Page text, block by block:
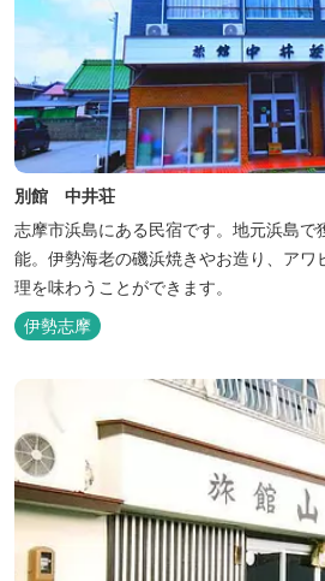
別館 中井荘
志摩市浜島にある民宿です。地元浜島で
能。伊勢海老の磯浜焼きやお造り、アワ
理を味わうことができます。
伊勢志摩